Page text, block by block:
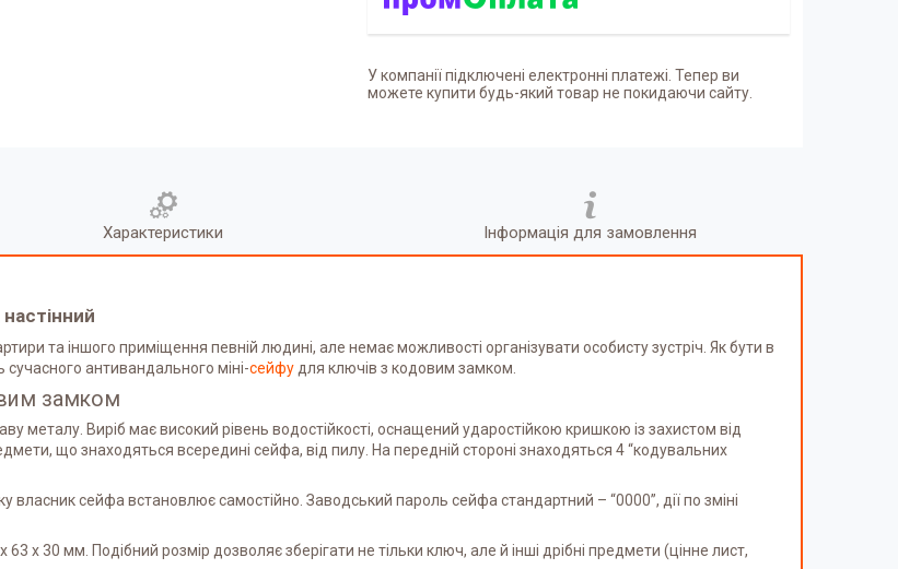
У компанії підключені електронні платежі. Тепер ви
можете купити будь-який товар не покидаючи сайту.
Характеристики Інформація для замовлення
та іншого приміщення певній людині, але немає можливості організувати особисту зустріч. Як бути в
антивандального міні-сейфу для ключів з кодовим замком.
замком
металу. Виріб має високий рівень водостійкості, оснащений ударостійкою кришкою із захистом від
що знаходяться всередині сейфа, від пилу. На передній стороні знаходяться 4 “кодувальних
власник сейфа встановлює самостійно. Заводський пароль сейфа стандартний – “0000”, дії по зміні
х 30 мм. Подібний розмір дозволяє зберігати не тільки ключ, але й інші дрібні предмети (цінне лист,